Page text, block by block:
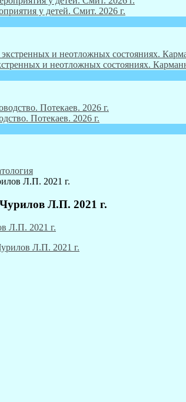
у детей. Смит. 2026 г.
и неотложных состояниях.
Потекаев. 2026 г.
Л.П. 2021 г.
Л.П. 2021 г.